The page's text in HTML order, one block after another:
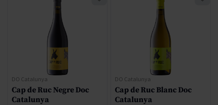
DO Catalunya
Cap de Ruc Negre Doc
Catalunya
DO Catalunya
Cap de Ruc Blanc Doc
Catalunya